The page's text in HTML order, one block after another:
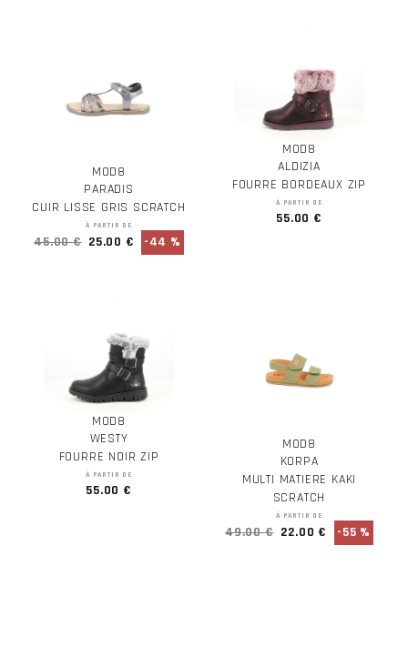
MOD8
PARADIS
CUIR LISSE GRIS SCRATCH
À PARTIR DE
45.00 € 25.00 € -44 %
MOD8
ALDIZIA
FOURRE BORDEAUX ZIP
À PARTIR DE
55.00 €
MOD8
WESTY
FOURRE NOIR ZIP
À PARTIR DE
55.00 €
MOD8
KORPA
MULTI MATIERE KAKI
SCRATCH
À PARTIR DE
49.00 € 22.00 € -55 %